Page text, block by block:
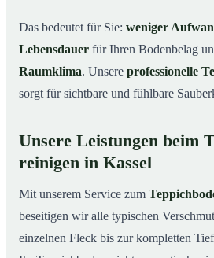
So reinigen unsere Profis
Das bedeutet für Sie: weniger
Lebensdauer für Ihren Bodenbelag
Raumklima. Unsere professionelle
sorgt für sichtbare und fühlbare
Unsere Leistungen beim
reinigen in Kassel
Mit unserem Service zum
beseitigen wir alle typischen
einzelnen Fleck bis zur kompletten